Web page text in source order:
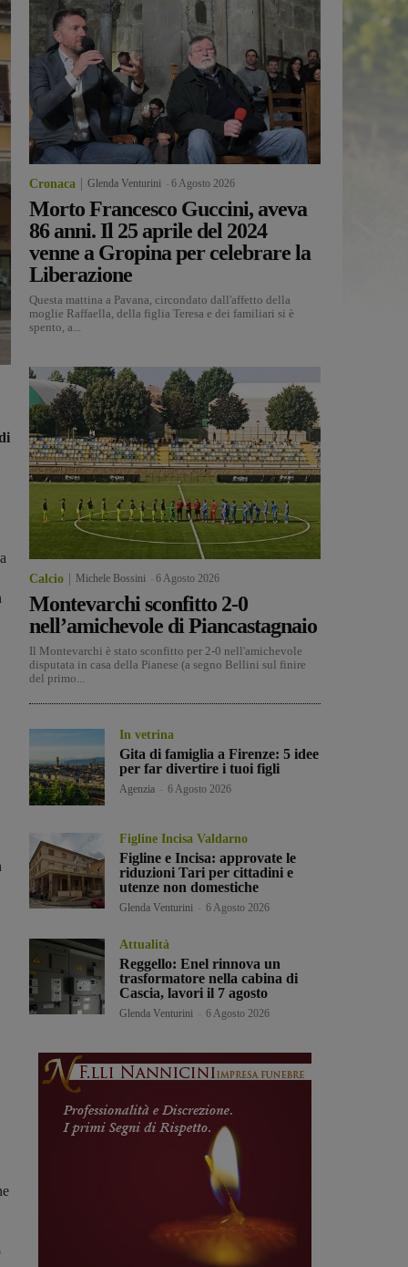
Cronaca Glenda Venturini 6 Agosto 2026
Morto Francesco Guccini, aveva
86 anni. Il 25 aprile del 2024
venne a Gropina per celebrare la
Liberazione
Questa mattina a Pavana, circondato dall'affetto della
moglie Raffaella, della figlia Teresa e dei familiari si è
spento, a...
Calcio Michele Bossini 6 Agosto 2026
Montevarchi sconfitto 2-0
nell’amichevole di Piancastagnaio
Il Montevarchi è stato sconfitto per 2-0 nell'amichevole
disputata in casa della Pianese (a segno Bellini sul finire
del primo...
In vetrina
Gita di famiglia a Firenze: 5 idee
per far divertire i tuoi figli
Agenzia 6 Agosto 2026
Figline Incisa Valdarno
Figline e Incisa: approvate le
riduzioni Tari per cittadini e
utenze non domestiche
Glenda Venturini 6 Agosto 2026
Attualità
Reggello: Enel rinnova un
trasformatore nella cabina di
Cascia, lavori il 7 agosto
Glenda Venturini 6 Agosto 2026